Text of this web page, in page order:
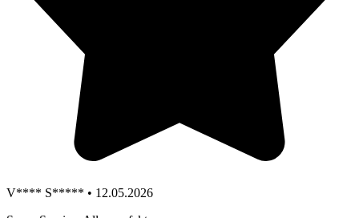
V**** S***** • 12.05.2026